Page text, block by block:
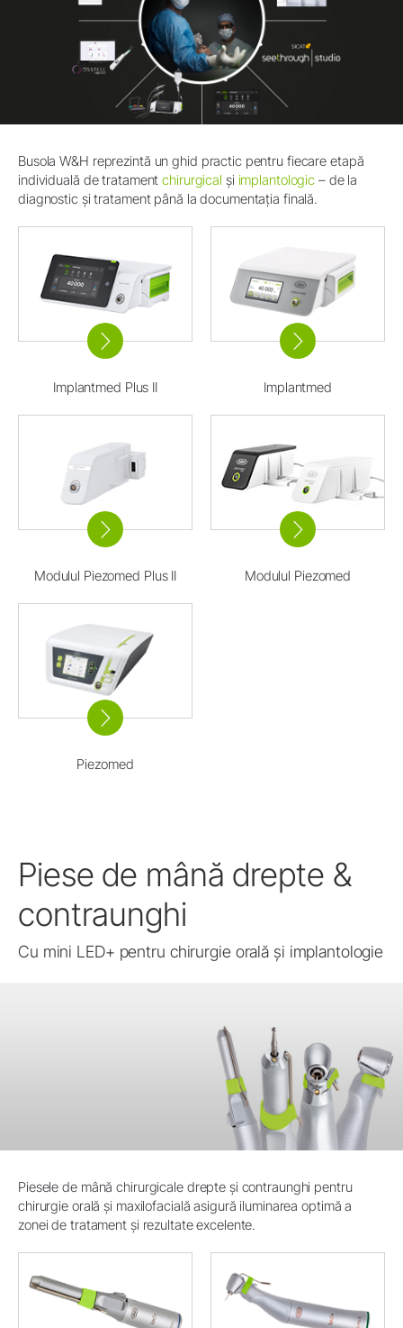
Busola W&H reprezintă un ghid practic pentru fiecare etapă
individuală de tratamentchirurgical și implantologic – de la
diagnostic și tratament până la documentația finală.
Implantmed Plus II Implantmed
Modulul Piezomed Plus II Modulul Piezomed
Piezomed
Piese de mână drepte &
contraunghi
Cu mini LED+ pentru chirurgie orală și implantologie
Piesele de mână chirurgicale drepte și contraunghi pentru
chirurgie orală și maxilofacială asigură iluminarea optimă a
zonei de tratament și rezultate excelente.